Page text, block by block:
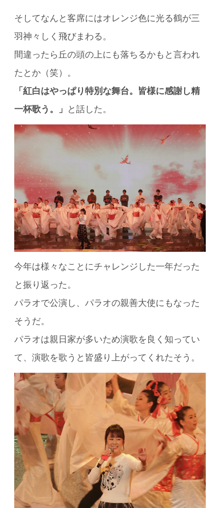
そしてなんと客席にはオレンジ色に光る鶴が三
羽神々しく飛びまわる。
間違ったら丘の頭の上にも落ちるかもと言われ
たとか（笑）。
「紅白はやっぱり特別な舞台。皆様に感謝し精
一杯歌う。」
と話した。
今年は様々なことにチャレンジした一年だった
と振り返った。
パラオで公演し、パラオの親善大使にもなった
そうだ。
パラオは親日家が多いため演歌を良く知ってい
て、演歌を歌うと皆盛り上がってくれたそう。